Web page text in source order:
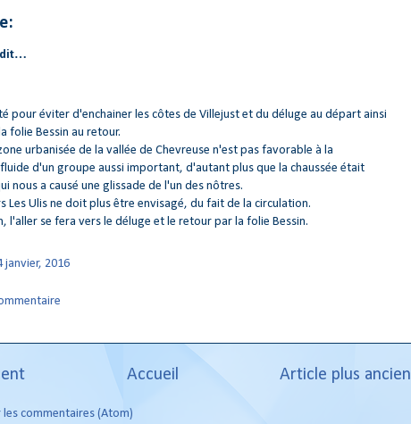
dit…
pour éviter d'enchainer les côtes de Villejust et du déluge au départ ainsi
folie Bessin au retour.
urbanisée de la vallée de Chevreuse n'est pas favorable à la
d'un groupe aussi important, d'autant plus que la chaussée était
nous a causé une glissade de l'un des nôtres.
Les Ulis ne doit plus être envisagé, du fait de la circulation.
l'aller se fera vers le déluge et le retour par la folie Bessin.
janvier, 2016
Article plus ancien
Accueil
les commentaires (Atom)